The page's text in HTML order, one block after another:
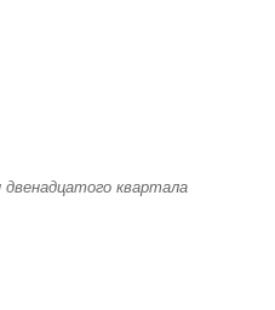
двенадцатого квартала